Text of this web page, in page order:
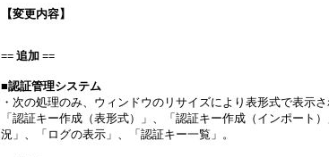
【変更内容】
== 追加 ==
■認証管理システム
・次の処理のみ、ウィンドウのリサイズにより表形式で表示
「認証キー作成（表形式）」、「認証キー作成（インポート
況」、「ログの表示」、「認証キー一覧」。